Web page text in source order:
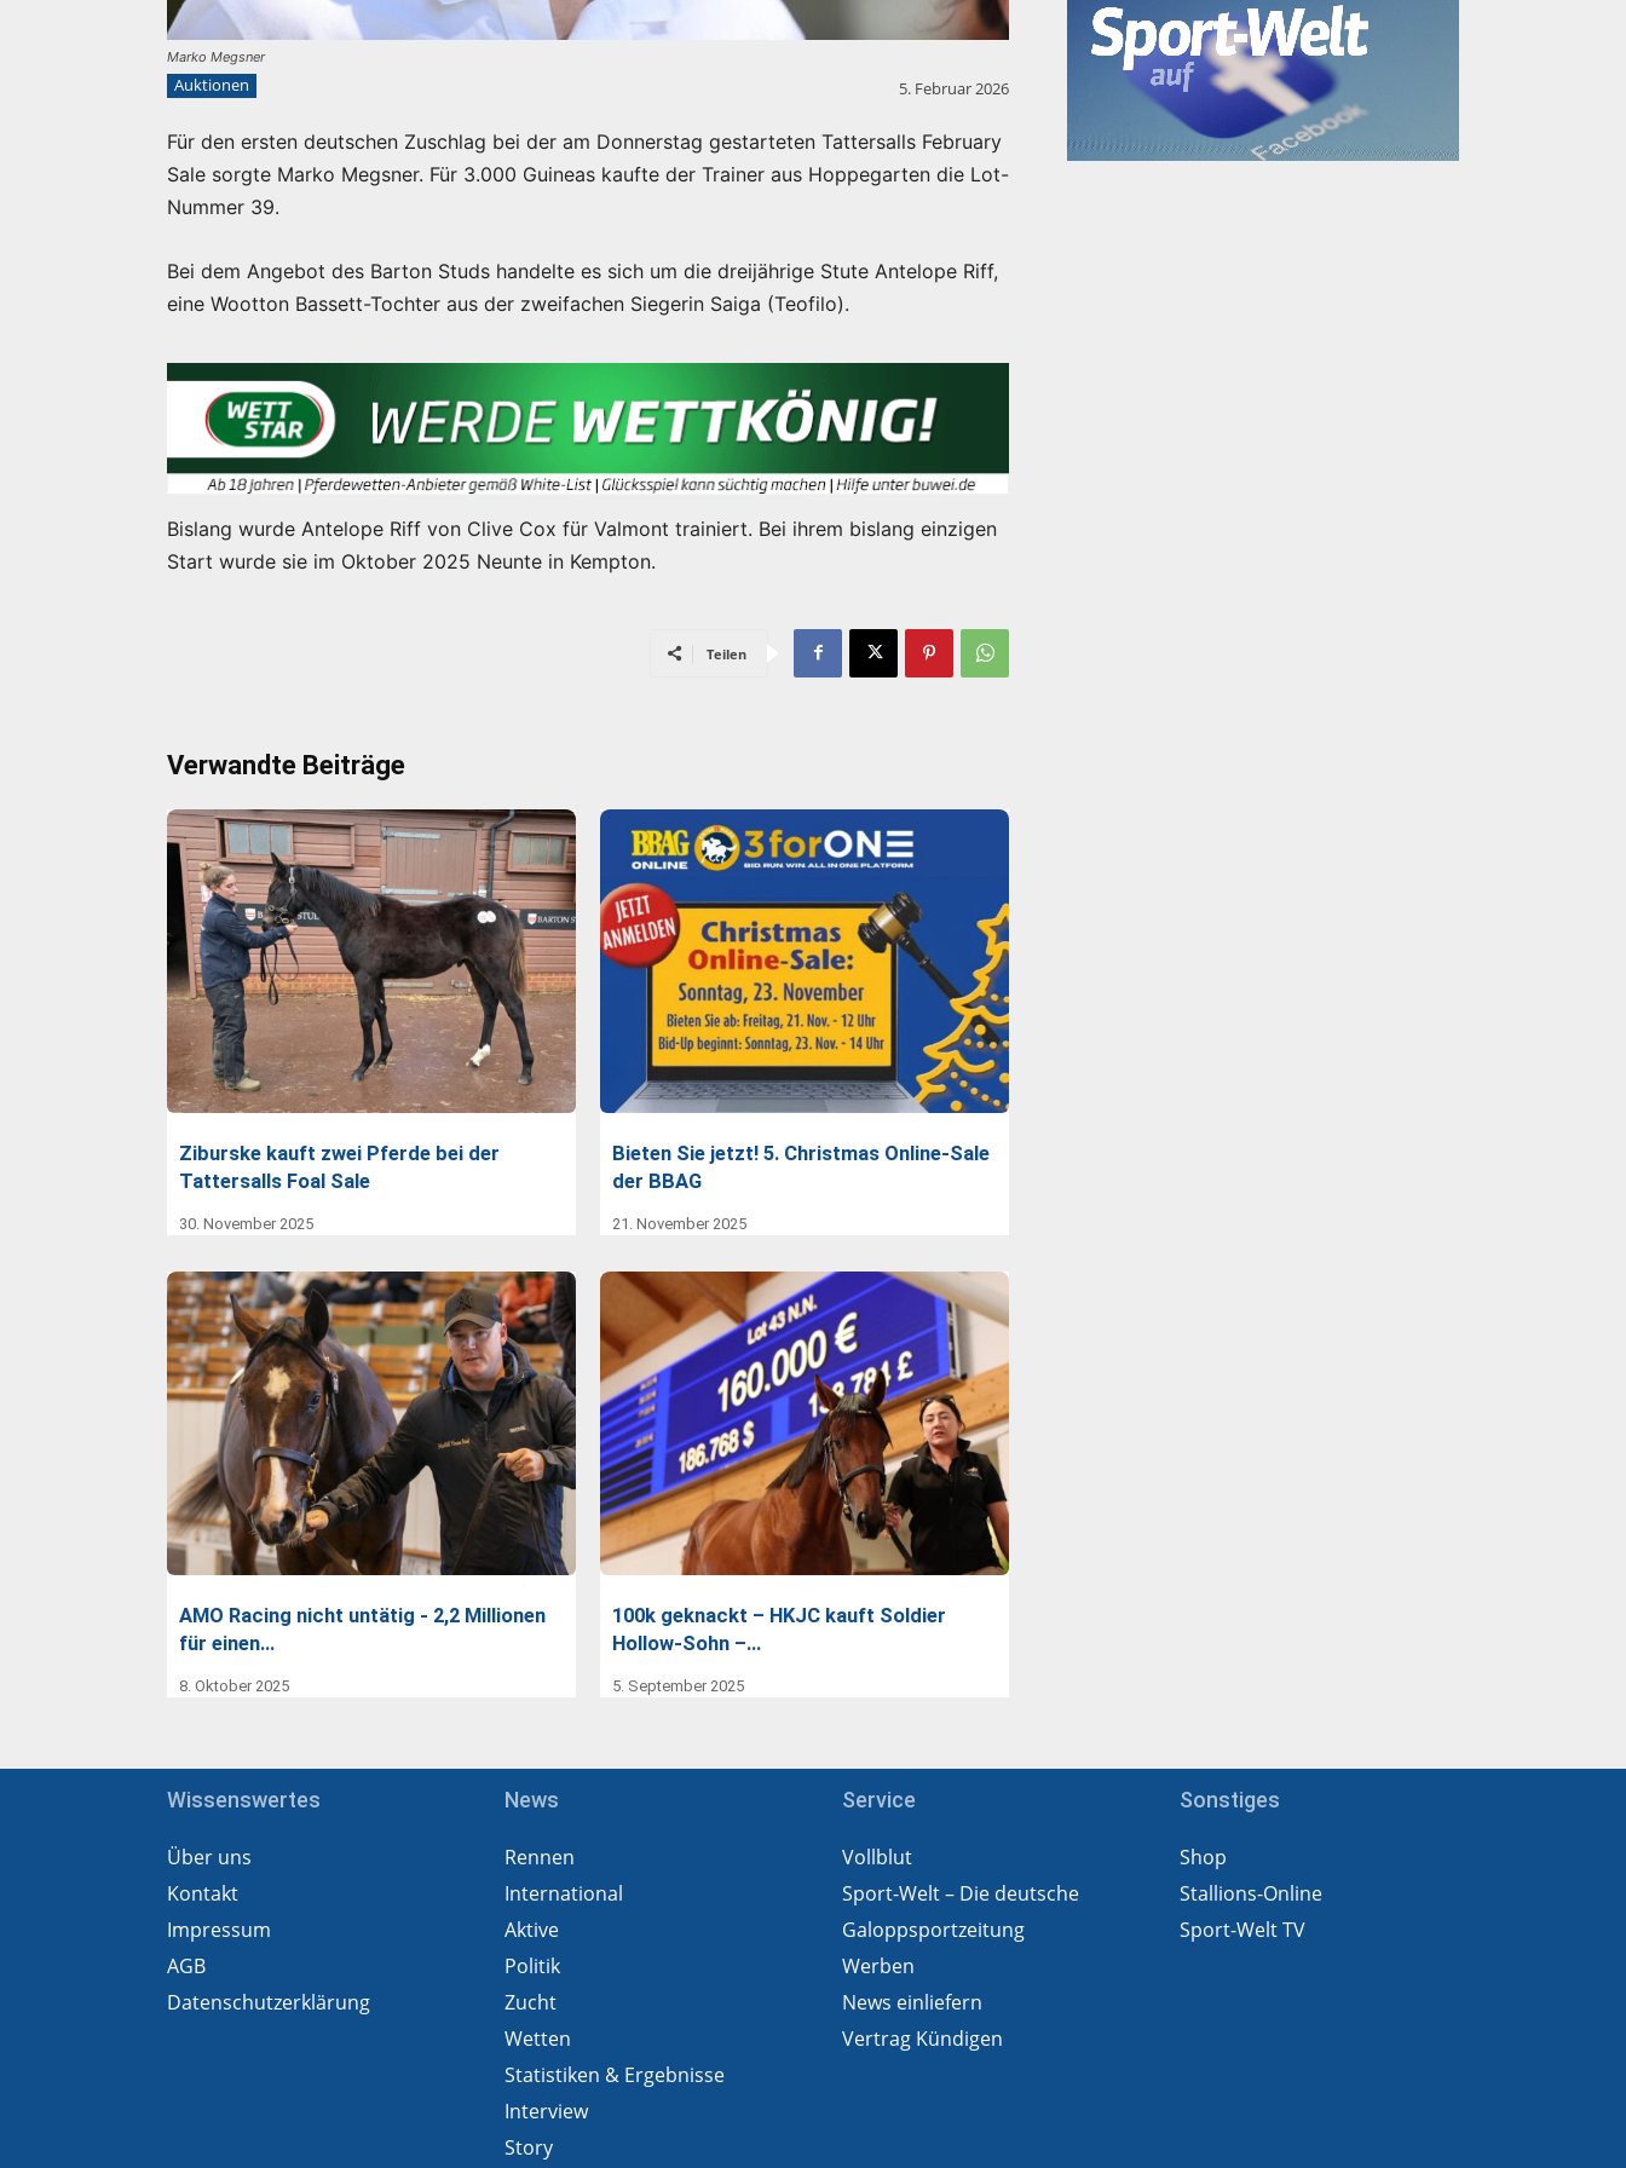
Marko Megsner
Auktionen 5. Februar 2026
Für den ersten deutschen Zuschlag bei der am Donnerstag gestarteten Tattersalls February
Sale sorgte Marko Megsner. Für 3.000 Guineas kaufte der Trainer aus Hoppegarten die Lot-
Nummer 39.
Bei dem Angebot des Barton Studs handelte es sich um die dreijährige Stute Antelope Riff,
eine Wootton Bassett-Tochter aus der zweifachen Siegerin Saiga (Teofilo).
Bislang wurde Antelope Riff von Clive Cox für Valmont trainiert. Bei ihrem bislang einzigen
Start wurde sie im Oktober 2025 Neunte in Kempton.
Teilen
Verwandte Beiträge
Ziburske kauft zwei Pferde bei der
Tattersalls Foal Sale
30. November 2025
Bieten Sie jetzt! 5. Christmas Online-Sale
der BBAG
21. November 2025
AMO Racing nicht untätig - 2,2 Millionen
für einen…
8. Oktober 2025
100k geknackt – HKJC kauft Soldier
Hollow-Sohn –…
5. September 2025
Wissenswertes
Über uns
Kontakt
Impressum
AGB
Datenschutzerklärung
News
Rennen
International
Aktive
Politik
Zucht
Wetten
Statistiken & Ergebnisse
Interview
Story
Service
Vollblut
Sport-Welt – Die deutsche
Galoppsportzeitung
Werben
News einliefern
Vertrag Kündigen
Sonstiges
Shop
Stallions-Online
Sport-Welt TV